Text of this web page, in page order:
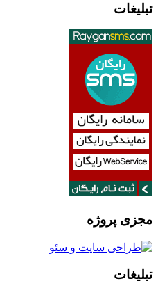
تبلیغات
مجزی پروژه
تبلیغات